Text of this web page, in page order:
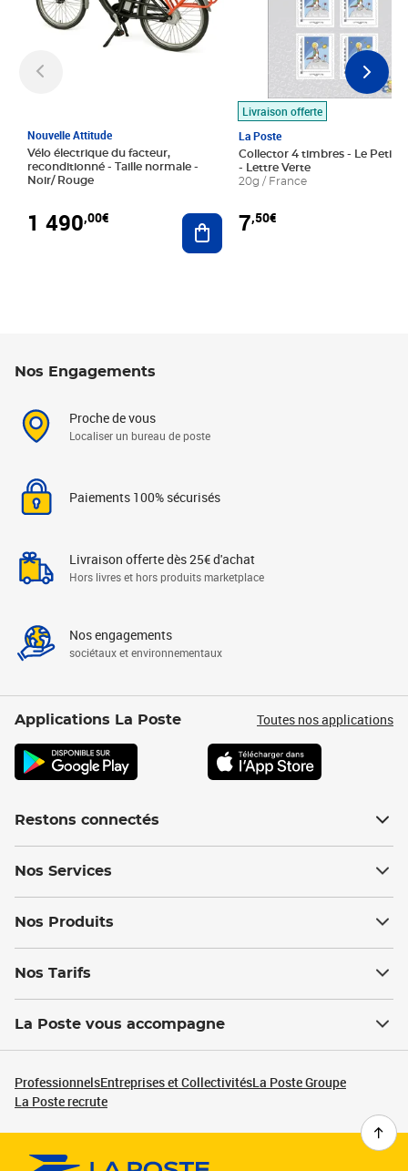
Nouvelle Attitude
Vélo électrique du facteur,
reconditionné - Taille normale -
Noir/ Rouge
1 490,00€ Ajouter au panier
Livraison offerte
La Poste
Collector 4 timbres - Le Petit
- Lettre Verte
20g / France
7,50€
Nos Engagements
Proche de vous
Localiser un bureau de poste
Paiements 100% sécurisés
Livraison offerte dès 25€ d'achat
Hors livres et hors produits marketplace
Nos engagements
sociétaux et environnementaux
Applications La Poste Toutes nos applications
Restons connectés
Nos Services
Nos Produits
Nos Tarifs
La Poste vous accompagne
ProfessionnelsEntreprises et CollectivitésLa Poste Groupe
La Poste recrute